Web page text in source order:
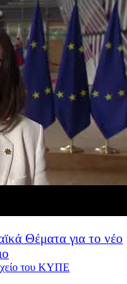
Θέματα για το νέο
του ΚΥΠΕ